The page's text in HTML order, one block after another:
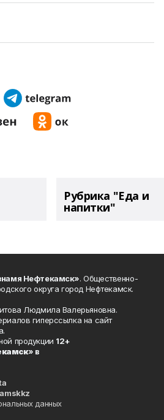
Рубрика "Еда и
напитки"
Нефтекамск». Общественно-
округа город Нефтекамск.
Людмила Валерьяновна.
гиперссылка на сайт
продукции 12+
» в
данных